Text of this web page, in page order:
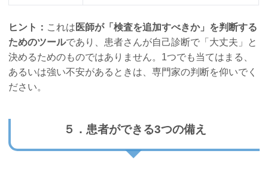
ヒント： これは 医師が「検査を追加すべきか」を判断する
ためのツールであり、患者さんが自己診断で「大丈夫」と
決めるためのものではありません。1つでも当てはまる、
あるいは強い不安があるときは、専門家の判断を仰いでく
ださい。
５．患者ができる3つの備え